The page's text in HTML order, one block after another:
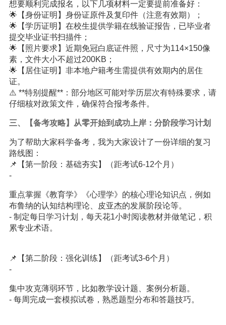
想要顺利完成报名，以下几项材料一定要提前准备好：
🌟【身份证明】身份证原件及复印件（注意有效期）；
🌟【学历证明】在校生提供学籍在线验证报告，已毕业者
提交毕业证书扫描件；
🌟【照片要求】近期免冠白底证件照，尺寸为114×150像
素，文件大小不超过200KB；
🌟【居住证明】非本地户籍考生需提供有效期内的居住
证。
⚠️ **特别提醒**：部分地区可能对学历层次有特殊要求，请
仔细核对政策文件，确保符合报考条件。
三、【备考攻略】从零开始到成功上岸：分阶段学习计划
为了帮助大家科学备考，我为大家设计了一份详细的复习
路线图：
📌【第一阶段：基础夯实】（距考试6-12个月）
-
重点掌握《教育学》《心理学》的核心理论知识点，例如
布鲁纳的认知结构理论、皮亚杰的发展阶段论等。
- 制定每日学习计划，每天花1小时阅读教材并做笔记，积
累专业术语。
📌【第二阶段：强化训练】（距考试3-6个月）
-
集中攻克薄弱环节，比如教学设计题、案例分析题。
- 每周完成一套模拟试卷，熟悉题型分布和答题技巧。